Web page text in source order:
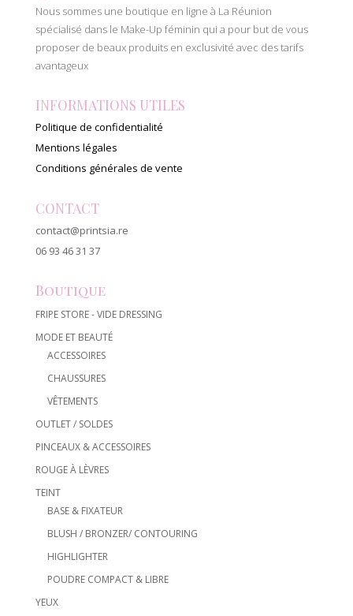
Nous sommes une boutique en ligne à La Réunion
spécialisé dans le Make-Up féminin qui a pour but de vous
proposer de beaux produits en exclusivité avec des tarifs
avantageux
INFORMATIONS UTILES
Politique de confidentialité
Mentions légales
Conditions générales de vente
CONTACT
contact@printsia.re
06 93 46 31 37
Boutique
FRIPE STORE - VIDE DRESSING
MODE ET BEAUTÉ
ACCESSOIRES
CHAUSSURES
VÊTEMENTS
OUTLET / SOLDES
PINCEAUX & ACCESSOIRES
ROUGE À LÈVRES
TEINT
BASE & FIXATEUR
BLUSH / BRONZER/ CONTOURING
HIGHLIGHTER
POUDRE COMPACT & LIBRE
YEUX